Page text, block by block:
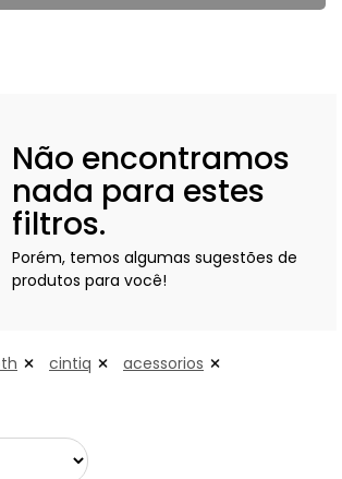
Não encontramos
nada para estes
filtros.
Porém, temos algumas sugestões de
produtos para você!
cintiq acessorios